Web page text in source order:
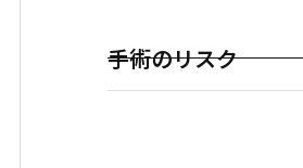
手術のリスク